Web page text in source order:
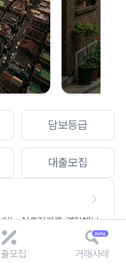
담보등급
대출모집
는 AI추정가를 경험해보
모집 거래사례